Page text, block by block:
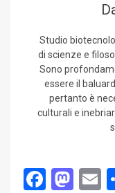
Studio
di scienze e
Sono
essere il
pertanto è
culturali e